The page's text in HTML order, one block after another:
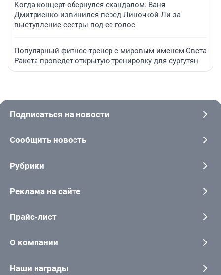
Когда концерт обернулся скандалом. Ваня
Дмитриенко извинился перед Линочкой Ли за
выступление сестры под ее голос
Популярный фитнес-тренер с мировым именем Света
Ракета проведет открытую тренировку для сургутян
Подписаться на новости
Сообщить новость
Рубрики
Реклама на сайте
Прайс-лист
О компании
Наши награды